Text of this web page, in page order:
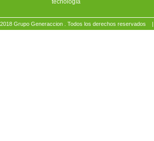
tecnología
2018 Grupo Generaccion . Todos los derechos reservados |